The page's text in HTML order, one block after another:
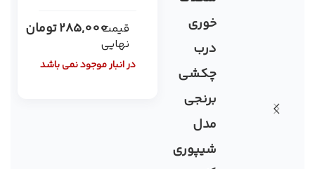
خوری
درب
چکشی
برنجی
مدل
شیپوری
قیمت
نهایی
285,000تومان
در انبار موجود نمی باشد